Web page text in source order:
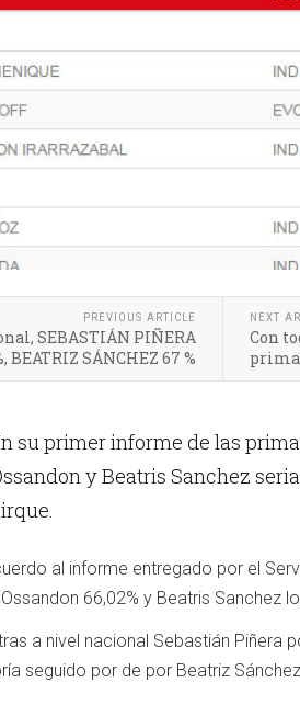
PREVIOUS ARTICLE
SEBASTIÁN PIÑERA
BEATRIZ SÁNCHEZ 67 %
NEXT
Con
su primer informe de las
y Beatris Sanchez
al informe entregado por el
66,02% y Beatris Sanchez
a nivel nacional Sebastián Piñera
seguido por de por Beatriz